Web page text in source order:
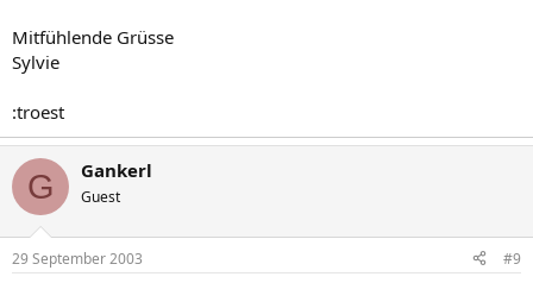
Mitfühlende Grüsse
Sylvie
:troest
G Gankerl
Guest
29 September 2003 #9